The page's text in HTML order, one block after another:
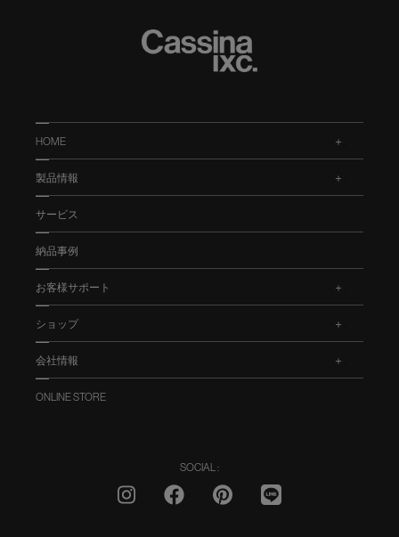
HOME
製品情報
サービス
納品事例
お客様サポート
ショップ
会社情報
ONLINE STORE
SOCIAL :